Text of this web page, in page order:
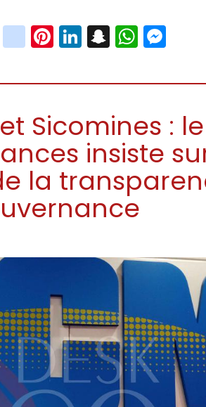
Twitter
instagram
Pinterest
LinkedIn
Snapchat
Sicomines : le
insiste
la